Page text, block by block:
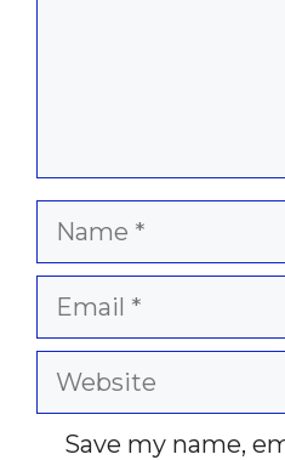
Name
Email
Website
Save my name,